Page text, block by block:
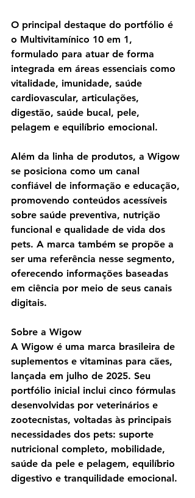
O principal destaque do portfólio é
o Multivitamínico 10 em 1,
formulado para atuar de forma
integrada em áreas essenciais como
vitalidade, imunidade, saúde
cardiovascular, articulações,
digestão, saúde bucal, pele,
pelagem e equilíbrio emocional.
Além da linha de produtos, a Wigow
se posiciona como um canal
confiável de informação e educação,
promovendo conteúdos acessíveis
sobre saúde preventiva, nutrição
funcional e qualidade de vida dos
pets. A marca também se propõe a
ser uma referência nesse segmento,
oferecendo informações baseadas
em ciência por meio de seus canais
digitais.
Sobre a Wigow
A Wigow é uma marca brasileira de
suplementos e vitaminas para cães,
lançada em julho de 2025. Seu
portfólio inicial inclui cinco fórmulas
desenvolvidas por veterinários e
zootecnistas, voltadas às principais
necessidades dos pets: suporte
nutricional completo, mobilidade,
saúde da pele e pelagem, equilíbrio
digestivo e tranquilidade emocional.